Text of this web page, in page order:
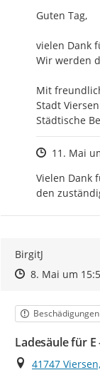
Guten Tag,
vielen Dank
Wir werden
Mit
Stadt Viersen
Städtische
Zeitpunkt
11. Mai
Vielen Dank
den
BirgitJ
Zeitpunkt des
Zeitpunkt des
8. Mai um
Kategorie
Beschädigungen
Ladesäule für
Ort
41747